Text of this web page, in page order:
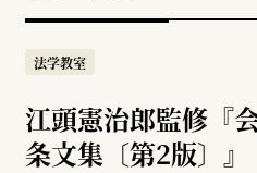
法学教室
江頭憲治郎監修『
条文集〔第2版〕』